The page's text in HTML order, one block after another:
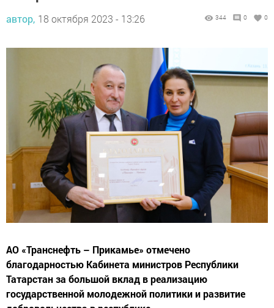
автор, 18 октября 2023 - 13:26
АО «Транснефть – Прикамье» отмечено
благодарностью Кабинета министров Республики
Татарстан за большой вклад в реализацию
государственной молодежной политики и развитие
добровольчества в республике.